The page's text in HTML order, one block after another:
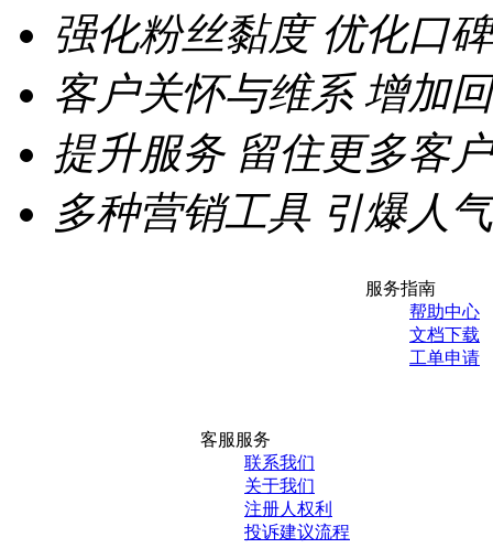
强化粉丝黏度 优化口
客户关怀与维系 增加
提升服务 留住更多客户
多种营销工具 引爆人气
服务指南
帮助中心
文档下载
工单申请
客服服务
联系我们
关于我们
注册人权利
投诉建议流程